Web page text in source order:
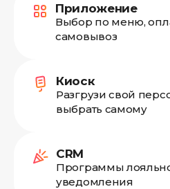
Приложение
Выбор по меню,
самовывоз
Киоск
Разгрузи свой
выбрать самому
CRM
Программы
уведомления